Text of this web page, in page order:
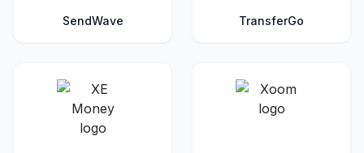
SendWave TransferGo